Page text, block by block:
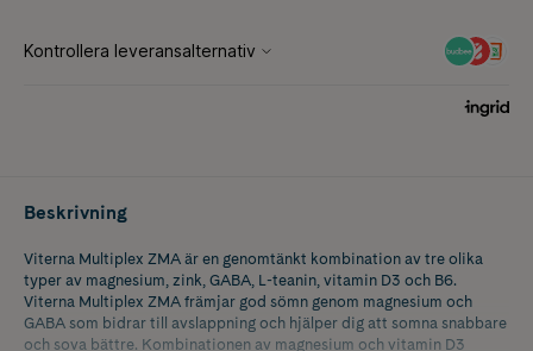
Beskrivning
Viterna Multiplex ZMA är en genomtänkt kombination av tre olika
typer av magnesium, zink, GABA, L-teanin, vitamin D3 och B6.
Viterna Multiplex ZMA främjar god sömn genom magnesium och
GABA som bidrar till avslappning och hjälper dig att somna snabbare
och sova bättre. Kombinationen av magnesium och vitamin D3